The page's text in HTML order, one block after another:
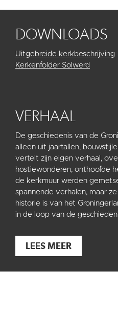
DOWNLOADS
Uitgebreide kerkbeschrijving
Kerkenfolder Solwerd
VERHAAL
De geschiedenis van de
alleen uit jaartallen,
vertelt zijn eigen verhaal,
hostiewonderen, onthoofde
de kerkmuur werden
spannende verhalen, maar
historie is van het
in de loop van de
LEES MEER